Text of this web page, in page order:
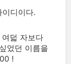
디이다.
덟 자보다
었던 이름을
!